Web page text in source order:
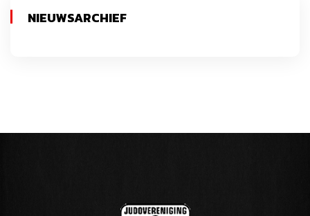
NIEUWSARCHIEF